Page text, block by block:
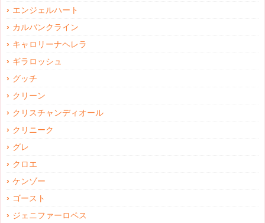
エンジェルハート
カルバンクライン
キャロリーナヘレラ
ギラロッシュ
グッチ
クリーン
クリスチャンディオール
クリニーク
グレ
クロエ
ケンゾー
ゴースト
ジェニファーロペス